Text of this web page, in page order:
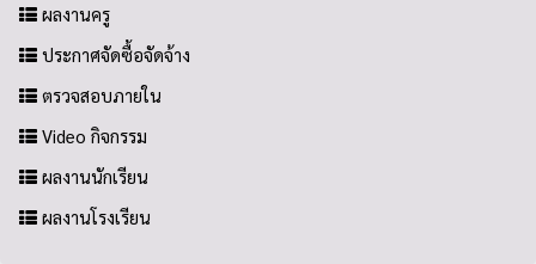
ผลงานครู
ประกาศจัดซื้อจัดจ้าง
ตรวจสอบภายใน
Video กิจกรรม
ผลงานนักเรียน
ผลงานโรงเรียน